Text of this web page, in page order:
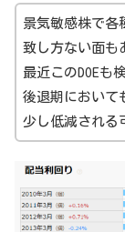
景気敏感株で各
致し方ない面も
最近このDOEも
後退期において
少し低減される